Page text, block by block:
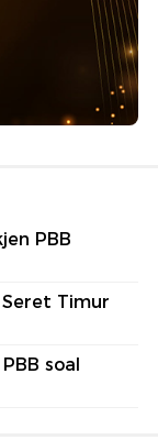
PBB
Seret Timur
soal